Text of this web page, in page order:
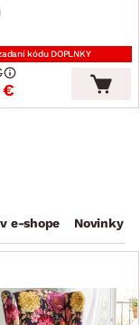
kódu DOPLNKY
€
e-shope Novinky